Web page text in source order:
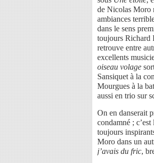
de Nicolas Moro
ambiances
dans le sens
toujours Richard
retrouve entre
excellents
oiseau volage
Sansiquet à la
Mourgues à la
aussi en trio sur
On en danserait
condamné ;
toujours
Moro dans un
j’avais du fric,